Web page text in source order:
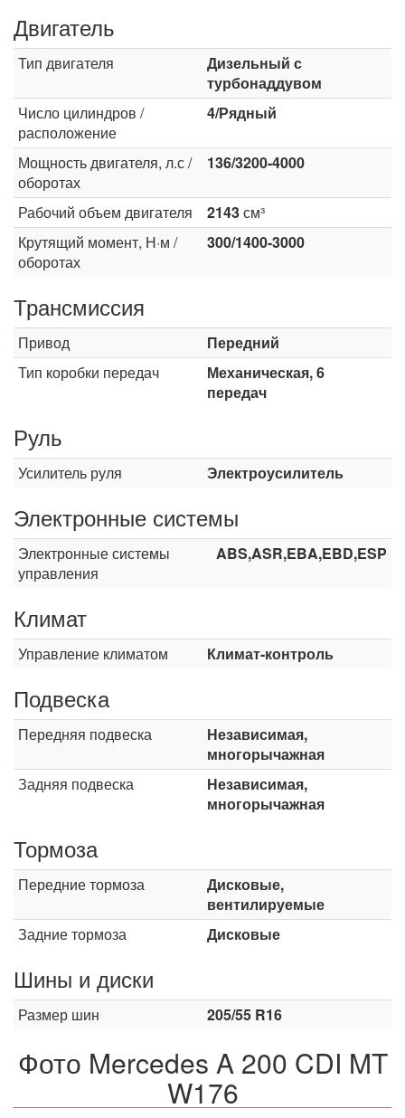
Двигатель
Тип двигателя
Дизельный с
турбонаддувом
Число цилиндров /
расположение
4/Рядный
Мощность двигателя, л.с /
оборотах
136/3200-4000
Рабочий объем двигателя 2143см³
Крутящий момент, Н·м /
оборотах
300/1400-3000
Трансмиссия
Привод
Передний
Тип коробки передач
Механическая, 6
передач
Руль
Усилитель руля Электроусилитель
Электронные системы
Электронные системы
управления
ABS,ASR,EBA,EBD,ESP
Климат
Управление климатом Климат-контроль
Подвеска
Передняя подвеска
Независимая,
многорычажная
Задняя подвеска
Независимая,
многорычажная
Тормоза
Передние тормоза
Дисковые,
вентилируемые
Задние тормоза
Дисковые
Шины и диски
Размер шин 205/55 R16
Фото Mercedes A 200 CDI MT
W176